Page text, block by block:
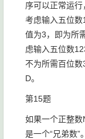
序可以正常运
考虑输入五位
值为3，即为所
虑输入五位数
不为所需百位
D。
第15题
如果一个正整
是一个“兄弟数”